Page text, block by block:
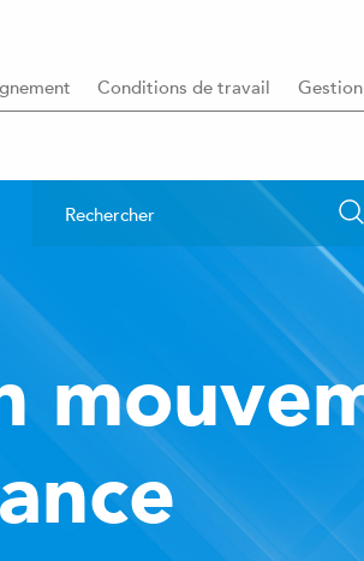
Conditions de travail